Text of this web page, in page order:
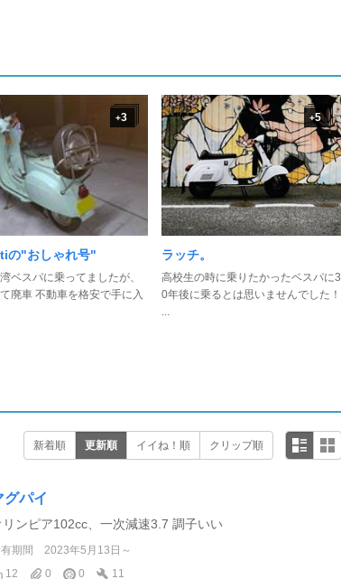
+3
の"おしゃれ号"
ベスパに乗ってましたが、
廃車 不動車を格安で手に入
+5
ラッチ。
高校生の時に乗りたかったベスパに3
0年後に乗るとは思いませんでした！
...
新着順 更新順 イイね！順 クリップ順
グパイ
リンピア102cc、一次減速3.7 調子いい
期間
2023年5月13日～
12
0 0 11